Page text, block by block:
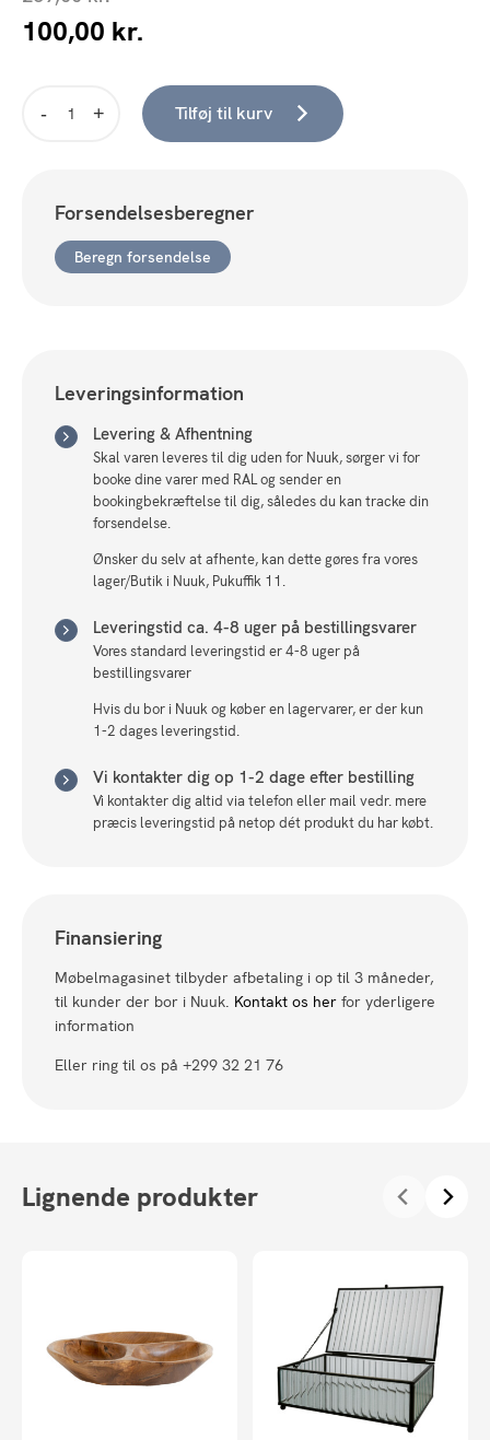
Den
var:
100,00 kr.
Den
er:
Tilføj til kurv
Forsendelsesberegner
Beregn forsendelse
Leveringsinformation
Levering & Afhentning
Skal varen leveres til dig uden for Nuuk, sørger vi for
booke dine varer med RAL og sender en
bookingbekræftelse til dig, således du kan tracke din
forsendelse.
Ønsker du selv at afhente, kan dette gøres fra vores
lager/Butik i Nuuk, Pukuffik 11.
Leveringstid ca. 4-8 uger på bestillingsvarer
Vores standard leveringstid er 4-8 uger på
bestillingsvarer
Hvis du bor i Nuuk og køber en lagervarer, er der kun
1-2 dages leveringstid.
Vi kontakter dig op 1-2 dage efter bestilling
Vi kontakter dig altid via telefon eller mail vedr. mere
præcis leveringstid på netop dét produkt du har købt.
Finansiering
Møbelmagasinet tilbyder afbetaling i op til 3 måneder,
til kunder der bor i Nuuk. Kontakt os her for yderligere
information
Eller ring til os på +299 32 21 76
Lignende produkter